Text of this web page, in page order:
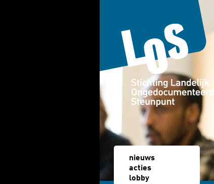
nieuws
acties
lobby